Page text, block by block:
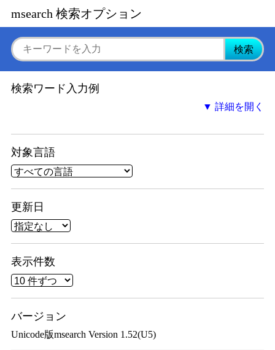
msearch 検索オプション
検索ワード入力例
▼ 詳細を開く
対象言語
更新日
表示件数
バージョン
Unicode版msearch Version 1.52(U5)